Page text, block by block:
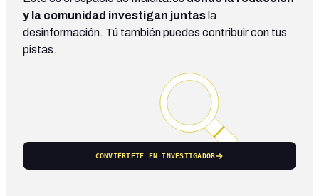
y la comunidad investigan juntas la
desinformación. Tú también puedes contribuir con tus
pistas.
CONVIÉRTETE EN INVESTIGADOR